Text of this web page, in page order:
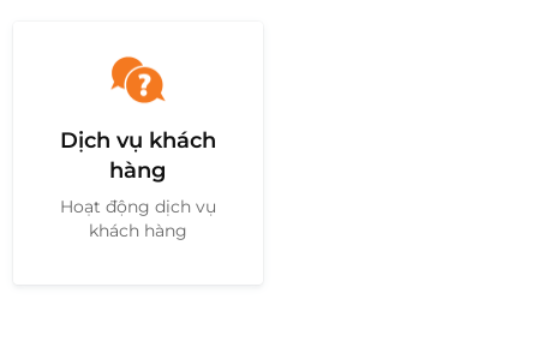
Dịch vụ khách
hàng
Hoạt động dịch vụ
khách hàng